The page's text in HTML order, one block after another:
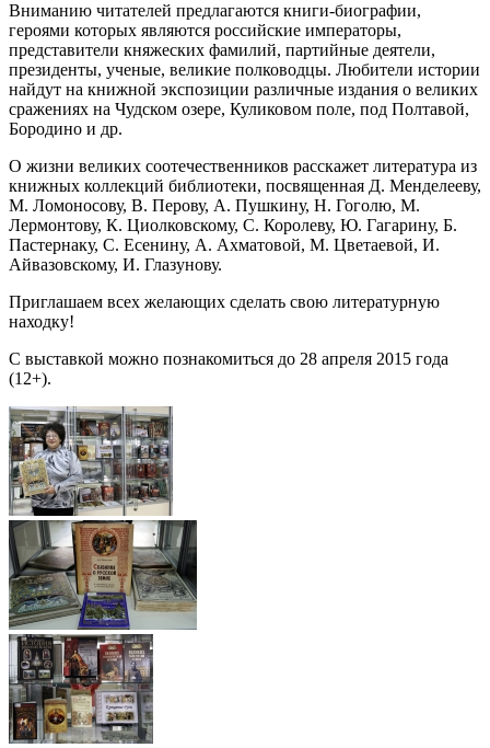
Вниманию читателей предлагаются книги-биографии,
героями которых являются российские императоры,
представители княжеских фамилий, партийные деятели,
президенты, ученые, великие полководцы. Любители истории
найдут на книжной экспозиции различные издания о великих
сражениях на Чудском озере, Куликовом поле, под Полтавой,
Бородино и др.
О жизни великих соотечественников расскажет литература из
книжных коллекций библиотеки, посвященная Д. Менделееву,
М. Ломоносову, В. Перову, А. Пушкину, Н. Гоголю, М.
Лермонтову, К. Циолковскому, С. Королеву, Ю. Гагарину, Б.
Пастернаку, С. Есенину, А. Ахматовой, М. Цветаевой, И.
Айвазовскому, И. Глазунову.
Приглашаем всех желающих сделать свою литературную
находку!
C выставкой можно познакомиться до 28 апреля 2015 года
(12+).